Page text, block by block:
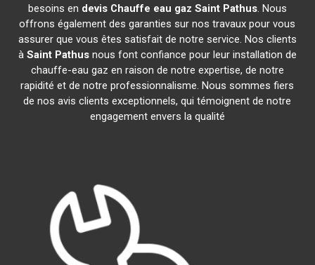
besoins en devis Chauffe eau gaz Saint Pathus. Nous
offrons également des garanties sur nos travaux pour vous
assurer que vous êtes satisfait de notre service. Nos clients
à Saint Pathusnous font confiance pour leur installation de
chauffe-eau gaz en raison de notre expertise, de notre
rapidité et de notre professionnalisme. Nous sommes fiers
de nos avis clients exceptionnels, qui témoignent de notre
engagement envers la qualité